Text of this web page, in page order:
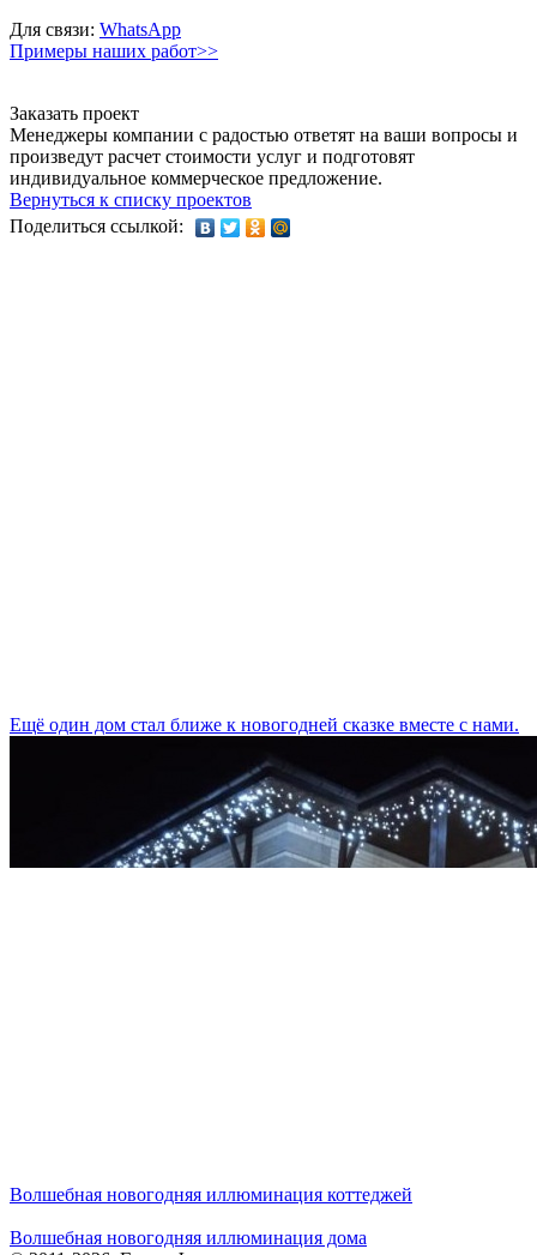
Для связи: WhatsApp
Примеры наших работ>>
Заказать проект
Менеджеры компании с радостью ответят на ваши вопросы и
произведут расчет стоимости услуг и подготовят
индивидуальное коммерческое предложение.
Вернуться к списку проектов
Поделиться ссылкой:
Ещё один дом стал ближе к новогодней сказке вместе с нами.
Волшебная новогодняя иллюминация коттеджей
Волшебная новогодняя иллюминация дома